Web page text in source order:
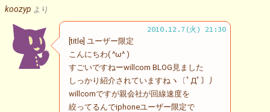
koozyp より
2010.12.7(火) 21:30
[title] ユーザー限定
こんにちわ( ^ω^ )
すごいですねーwillcom BLOG見ました
しっかり紹介されていますねヽ〔ﾟДﾟ〕丿
willcomですが親会社が回線速度を
絞ってるんでiphoneユーザー限定で